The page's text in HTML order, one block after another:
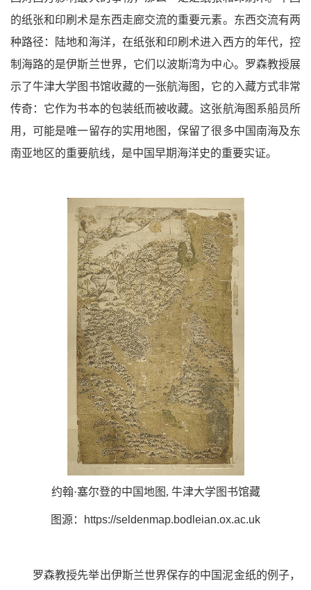
的纸张和印刷术是东西走廊交流的重要元素。东西交流有两
种路径：陆地和海洋，在纸张和印刷术进入西方的年代，控
制海路的是伊斯兰世界，它们以波斯湾为中心。罗森教授展
示了牛津大学图书馆收藏的一张航海图，它的入藏方式非常
传奇：它作为书本的包装纸而被收藏。这张航海图系船员所
用，可能是唯一留存的实用地图，保留了很多中国南海及东
南亚地区的重要航线，是中国早期海洋史的重要实证。
约翰·塞尔登的中国地图, 牛津大学图书馆藏
图源： https://seldenmap.bodleian.ox.ac.uk
罗森教授先举出伊斯兰世界保存的中国泥金纸的例子，